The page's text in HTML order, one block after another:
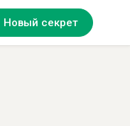
Новый секрет